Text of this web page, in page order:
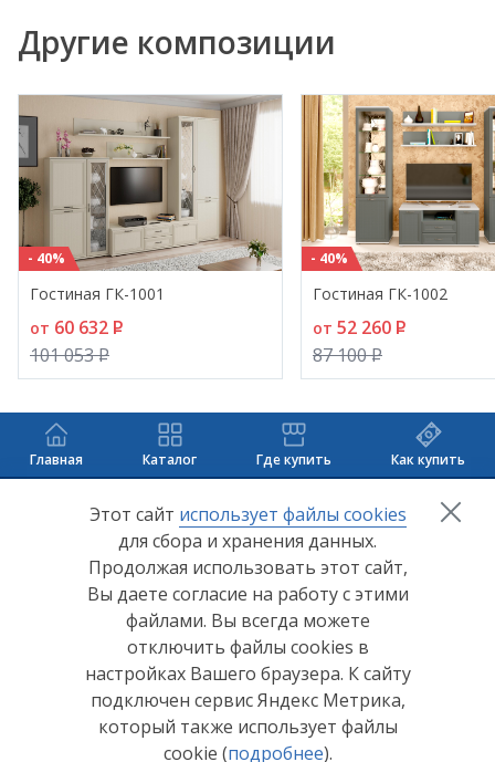
Применяемые материалы: корпус ЛДСП, фасад
Внимание! Цвета, представленные на дисплее,
воспроизведены электронным способом. Они не
заменяют оригинальные цвета, так как на
восприятие цвета влияют, среди прочих, такие
факторы, как структура поверхности, освещение и
цвета отделки интерьера. Перед выбором
окончательного цвета рекомендуем ознакомиться
Другие композиции
- 40%
Гостиная ГК-1001
от 60 632 P
101 053P
- 40%
Гостиная ГК-1002
от 52 260 P
87 100P
Главная Каталог Где купить Как купить
+7 (8412) 65-33-00
info@lerom.ru
Согласие на обработку персональных данных
Политика конфиденциальности
Согласие на обработку персональных данных Яндекс
Этот сайт использует файлы cookies
для сбора и хранения данных.
Продолжая использовать этот сайт,
Вы даете согласие на работу с этими
файлами. Вы всегда можете
отключить файлы cookies в
настройках Вашего браузера. К сайту
подключен сервис Яндекс Метрика,
который также использует файлы
cookie (подробнее).